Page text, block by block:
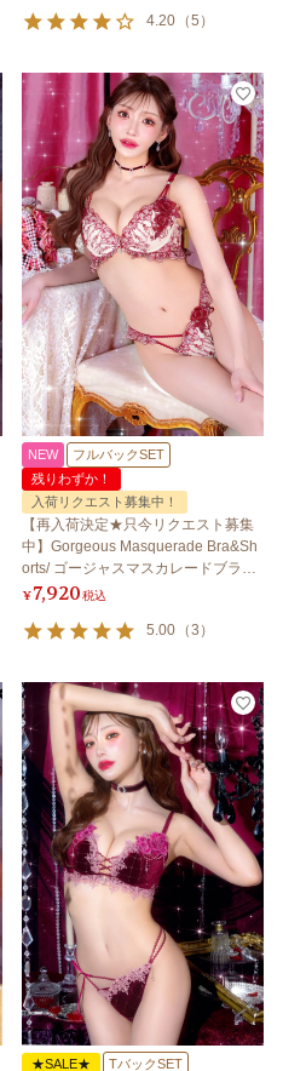
4.20 （5 ）
NEW
フルバックSET
残りわずか！
入荷リクエスト募集中！
【再入荷決定★只今リクエスト募集
中】Gorgeous Masquerade Bra&Sh
orts/ ゴージャスマスカレードブラ＆
ショーツ 【LB5500】
¥7,920税込
5.00 （3 ）
★SALE★
TバックSET